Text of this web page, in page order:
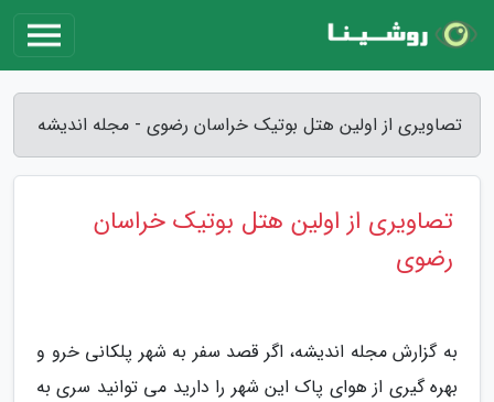
تصاویری از اولین هتل بوتیک خراسان رضوی - مجله اندیشه
تصاویری از اولین هتل بوتیک خراسان
رضوی
به گزارش مجله اندیشه، اگر قصد سفر به شهر پلکانی خرو و
بهره گیری از هوای پاک این شهر را دارید می توانید سری به